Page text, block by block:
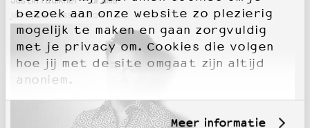
bezoek aan onze website zo plezierig
mogelijk te maken en gaan zorgvuldig
met je privacy om. Cookies die volgen
hoe jij met de site omgaat zijn altijd
anoniem.
Meer informatie
jackyterrasson.com